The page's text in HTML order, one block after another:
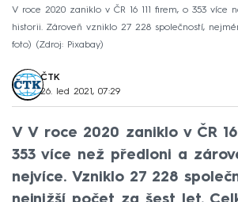
V roce 2020 zaniklo v ČR 16 111 firem, o 353 více
historii. Zároveň vzniklo 27 228 společností,
foto)
Zdroj: Pixabay
ČTK
26. led 2021, 07:29
V V roce 2020 zaniklo v ČR 16
353 více než předloni a
nejvíce. Vzniklo 27 228